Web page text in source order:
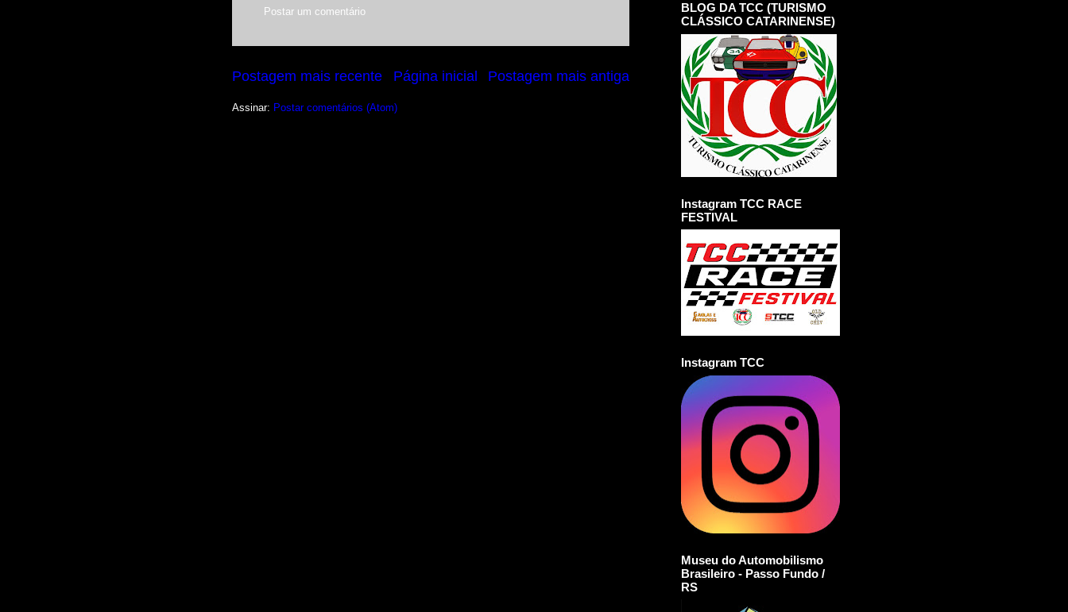
Postar um comentário
Postagem mais recente Postagem mais antiga
Página inicial
Assinar: Postar comentários (Atom)
BLOG DA TCC (TURISMO
CLÁSSICO CATARINENSE)
Instagram TCC RACE
FESTIVAL
Instagram TCC
Museu do Automobilismo
Brasileiro - Passo Fundo /
RS